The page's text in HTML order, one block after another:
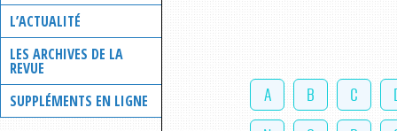
L’ACTUALITÉ
LES ARCHIVES DE LA
REVUE
SUPPLÉMENTS EN LIGNE
A B C